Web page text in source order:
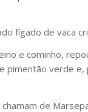
fígado de vaca
e cominho,
pimentão verde e,
de